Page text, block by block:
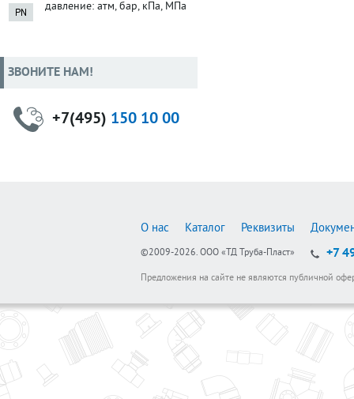
давление: атм, бар, кПа, МПа
ЗВОНИТЕ НАМ!
+7(495) 150 10 00
О нас Каталог Реквизиты
©2009-2026. ООО «ТД Труба-Пласт» +7
Предложения на сайте не являются публичной